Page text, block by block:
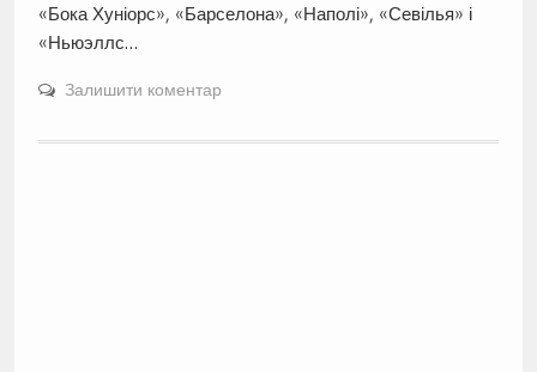
«Бока Хуніорс», «Барселона», «Наполі», «Севілья» і
«Ньюэллс…
Залишити коментар